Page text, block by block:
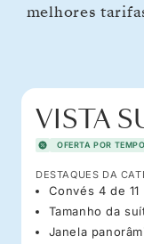
melhores
VISTA
OFERTA POR
DESTAQUES DA
Convés 4 de 11
Tamanho da
Janela